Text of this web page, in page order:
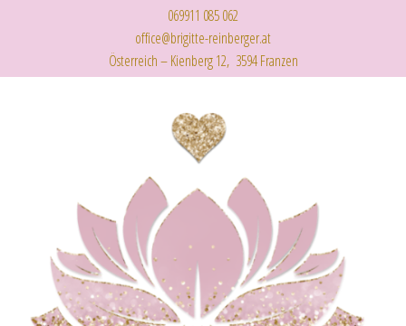
069911 085 062
office@brigitte-reinberger.at
Österreich – Kienberg 12, 3594 Franzen